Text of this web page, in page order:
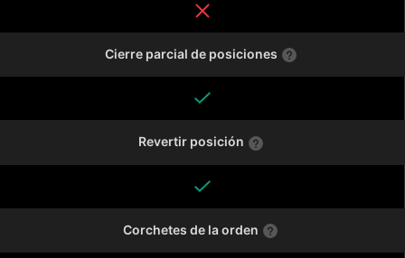
Cierre parcial de posiciones
Revertir posición
Corchetes de la orden